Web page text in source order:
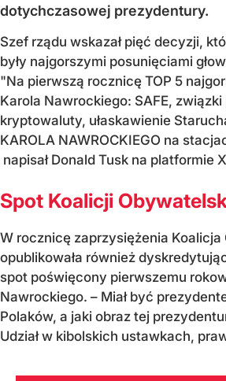
dotychczasowej prezydentury.
Szef rządu wskazał pięć decyzji,
były najgorszymi posunięciami
"Na pierwszą rocznicę TOP 5
Karola Nawrockiego: SAFE,
kryptowaluty, ułaskawienie
KAROLA NAWROCKIEGO na
napisał Donald Tusk na platformie
Spot Koalicji
W rocznicę zaprzysiężenia Koalicja
opublikowała również
spot poświęcony pierwszemu
Nawrockiego. – Miał być
Polaków, a jaki obraz tej
Udział w kibolskich ustawkach,